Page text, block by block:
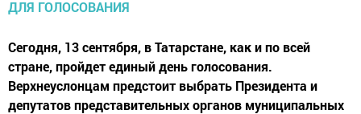
Сегодня, 13 сентября, в Татарстане, как и по всей
стране, пройдет единый день голосования.
Верхнеуслонцам предстоит выбрать Президента и
депутатов представительных органов муниципальных